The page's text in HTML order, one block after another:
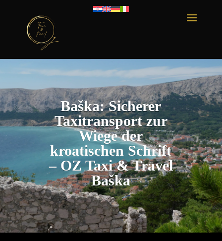
Baška: Sicherer
Taxitransport zur
Wiege der
kroatischen Schrift
– OZ Taxi & Travel
Baška